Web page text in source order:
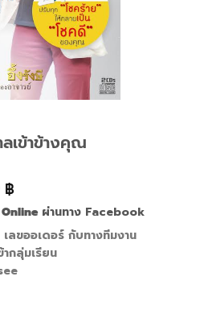
ลเข้าข้างคุณ
฿
Onlineผ่านทาง Facebook
ลขออเดอร์ กับทางทีมงาน
ากลุ่มเรียน